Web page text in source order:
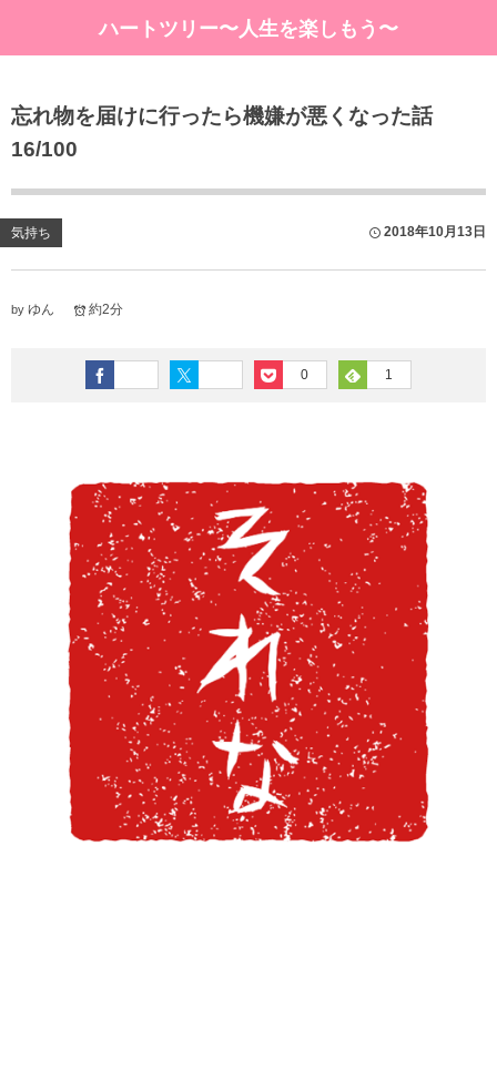
ハートツリー〜人生を楽しもう〜
忘れ物を届けに行ったら機嫌が悪くなった話
16/100
気持ち 2018年10月13日
by ゆん 約2分
0 1